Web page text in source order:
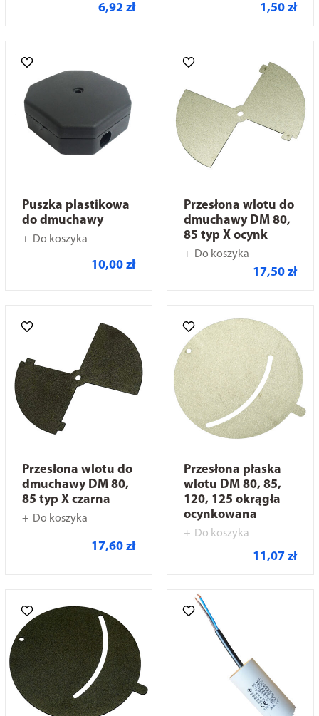
6,92 zł 1,50 zł
Puszka plastikowa
do dmuchawy
Do koszyka
10,00 zł
Przesłona wlotu do
dmuchawy DM 80,
85 typ X ocynk
Do koszyka
17,50 zł
Przesłona wlotu do
dmuchawy DM 80,
85 typ X czarna
Do koszyka
17,60 zł
Przesłona płaska
wlotu DM 80, 85,
120, 125 okrągła
ocynkowana
Do koszyka
11,07 zł